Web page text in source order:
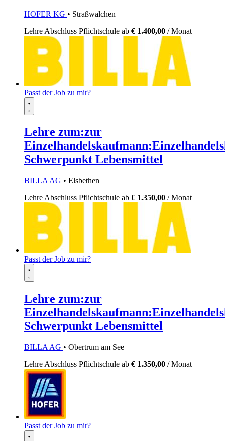
HOFER KG • Straßwalchen
LehreAbschluss Pflichtschule ab € 1.400,00 / Monat
Passt der Job zu mir?
Lehre zum:zur
Schwerpunkt Lebensmittel
BILLA AG • Elsbethen
Lehre Abschluss Pflichtschule ab € 1.350,00 / Monat
Passt der Job zu mir?
Lehre zum:zur
Schwerpunkt Lebensmittel
BILLA AG • Obertrum am See
Lehre Abschluss Pflichtschule ab € 1.350,00 / Monat
Passt der Job zu mir?